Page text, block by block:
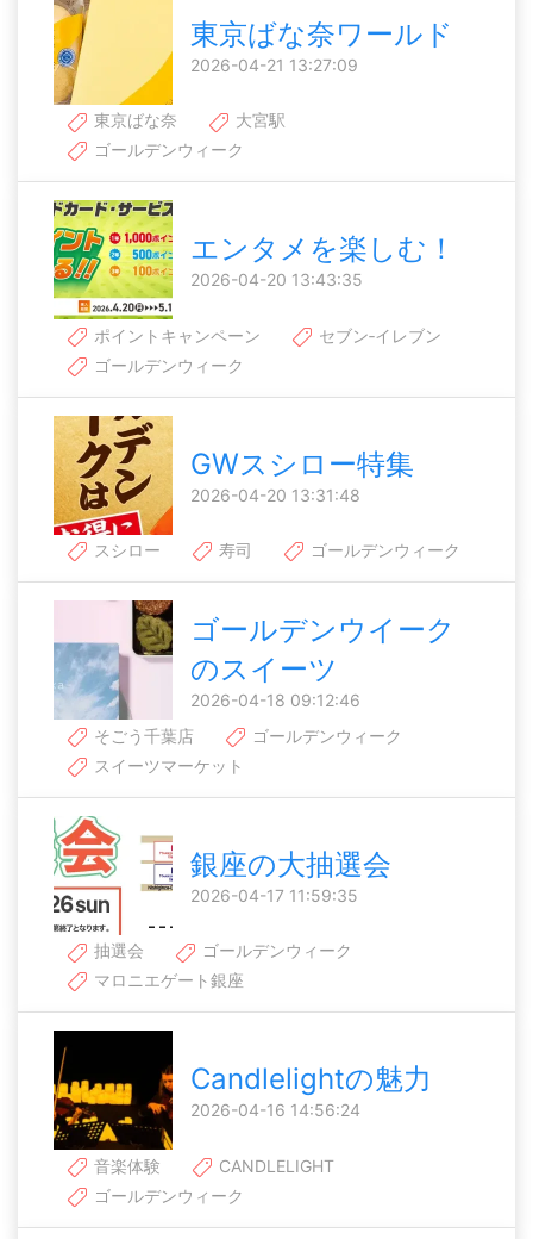
東京ばな奈ワールド
2026-04-21 13:27:09
東京ばな奈
大宮駅
ゴールデンウィーク
エンタメを楽しむ！
2026-04-20 13:43:35
ポイントキャンペーン
セブン‐イレブン
ゴールデンウィーク
GWスシロー特集
2026-04-20 13:31:48
スシロー 寿司 ゴールデンウィーク
ゴールデンウイーク
のスイーツ
2026-04-18 09:12:46
そごう千葉店
ゴールデンウィーク
スイーツマーケット
銀座の大抽選会
2026-04-17 11:59:35
抽選会
ゴールデンウィーク
マロニエゲート銀座
Candlelightの魅力
2026-04-16 14:56:24
音楽体験
CANDLELIGHT
ゴールデンウィーク